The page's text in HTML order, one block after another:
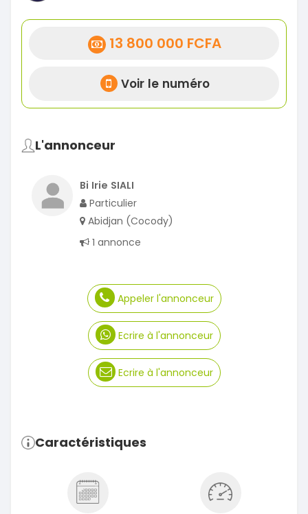
13 800 000 FCFA
Voir le numéro
L'annonceur
Bi Irie SIALI
Particulier
Abidjan (Cocody)
1 annonce
Appeler l'annonceur
Ecrire à l'annonceur
Ecrire à l'annonceur
Caractéristiques